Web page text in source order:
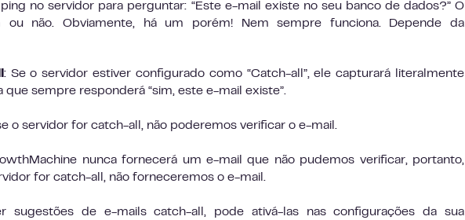
no servidor para perguntar: “Este e-mail existe no seu banco de dados?” O
ou não. Obviamente, há um porém! Nem sempre funciona. Depende da
: Se o servidor estiver configurado como “Catch-all”, ele capturará literalmente
que sempre responderá “sim, este e-mail existe”.
o servidor for catch-all, não poderemos verificar o e-mail.
nunca fornecerá um e-mail que não pudemos verificar, portanto,
for catch-all, não forneceremos o e-mail.
sugestões de e-mails catch-all, pode ativá-las nas configurações da sua